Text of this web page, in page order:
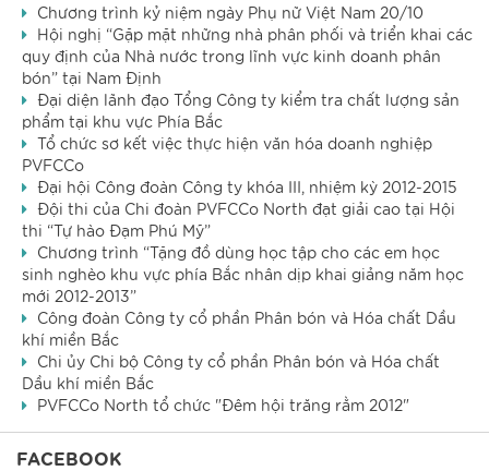
Chương trình kỷ niệm ngày Phụ nữ Việt Nam 20/10
Hội nghị “Gặp mặt những nhà phân phối và triển khai các
quy định của Nhà nước trong lĩnh vực kinh doanh phân
bón” tại Nam Định
Đại diện lãnh đạo Tổng Công ty kiểm tra chất lượng sản
phẩm tại khu vực Phía Bắc
Tổ chức sơ kết việc thực hiện văn hóa doanh nghiệp
PVFCCo
Đại hội Công đoàn Công ty khóa III, nhiệm kỳ 2012-2015
Đội thi của Chi đoàn PVFCCo North đạt giải cao tại Hội
thi “Tự hào Đạm Phú Mỹ”
Chương trình “Tặng đồ dùng học tập cho các em học
sinh nghèo khu vực phía Bắc nhân dịp khai giảng năm học
mới 2012-2013”
Công đoàn Công ty cổ phần Phân bón và Hóa chất Dầu
khí miền Bắc
Chi ủy Chi bộ Công ty cổ phần Phân bón và Hóa chất
Dầu khí miền Bắc
PVFCCo North tổ chức "Đêm hội trăng rằm 2012"
FACEBOOK